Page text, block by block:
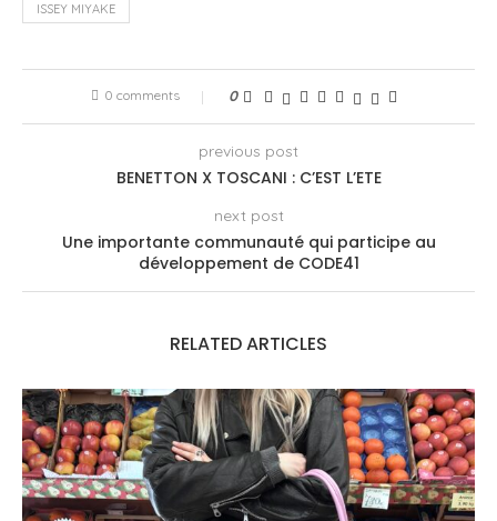
ISSEY MIYAKE
0 comments 0
previous post
BENETTON X TOSCANI : C’EST L’ETE
next post
Une importante communauté qui participe au
développement de CODE41
RELATED ARTICLES